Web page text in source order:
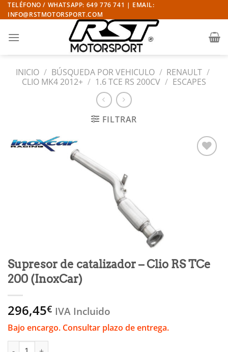
Saltar
al
TELÉFONO / WHATSAPP: 649 776 741 | EMAIL:
INFO@RSTMOTORSPORT.COM
INICIO / BÚSQUEDA POR VEHICULO / RENAULT /
CLIO MK4 2012+ / 1.6 TCE RS 200CV / ESCAPES
FILTRAR
Supresor de catalizador – Clio RS TCe
200 (InoxCar)
296,45€ IVA Incluido
Bajo encargo. Consultar plazo de entrega.
Supresor de catalizador - Clio RS TCe 200 (InoxCar) cantidad